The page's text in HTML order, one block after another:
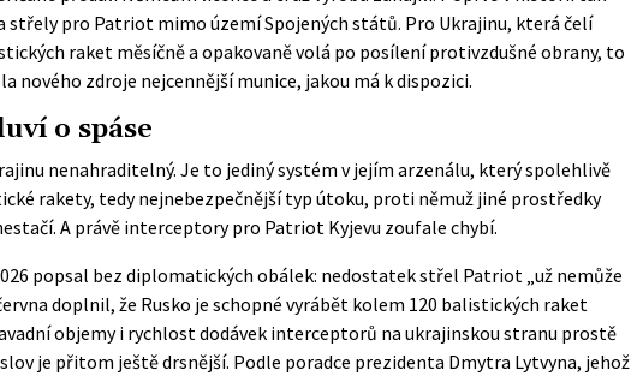
střely pro Patriot mimo území Spojených států. Pro Ukrajinu, která čelí
raket měsíčně a opakovaně volá po posílení protivzdušné obrany, to
nového zdroje nejcennější munice, jakou má k dispozici.
o spáse
nenahraditelný. Je to jediný systém v jejím arzenálu, který spolehlivě
rakety, tedy nejnebezpečnější typ útoku, proti němuž jiné prostředky
A právě interceptory pro Patriot Kyjevu zoufale chybí.
popsal bez diplomatických obálek: nedostatek střel Patriot „už nemůže
doplnil, že Rusko je schopné vyrábět kolem 120 balistických raket
objemy i rychlost dodávek interceptorů na ukrajinskou stranu prostě
je přitom ještě drsnější. Podle poradce prezidenta Dmytra Lytvyna, jehož